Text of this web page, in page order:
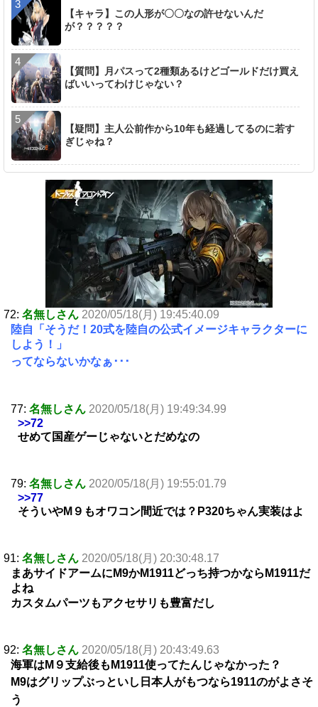
【キャラ】この人形が〇〇なの許せないんだ
が？？？？？
【質問】月パスって2種類あるけどゴールドだけ買え
ばいいってわけじゃない？
【疑問】主人公前作から10年も経過してるのに若す
ぎじゃね？
72: 名無しさん 2020/05/18(月) 19:45:40.09
陸自「そうだ！20式を陸自の公式イメージキャラクターに
しよう！」
ってならないかなぁ･･･
77: 名無しさん 2020/05/18(月) 19:49:34.99
>>72
せめて国産ゲーじゃないとだめなの
79: 名無しさん 2020/05/18(月) 19:55:01.79
>>77
そういやM９もオワコン間近では？P320ちゃん実装はよ
91: 名無しさん 2020/05/18(月) 20:30:48.17
まあサイドアームにM9かM1911どっち持つかならM1911だ
よね
カスタムパーツもアクセサリも豊富だし
92: 名無しさん 2020/05/18(月) 20:43:49.63
海軍はM９支給後もM1911使ってたんじゃなかった？
M9はグリップぶっといし日本人がもつなら1911のがよさそ
う